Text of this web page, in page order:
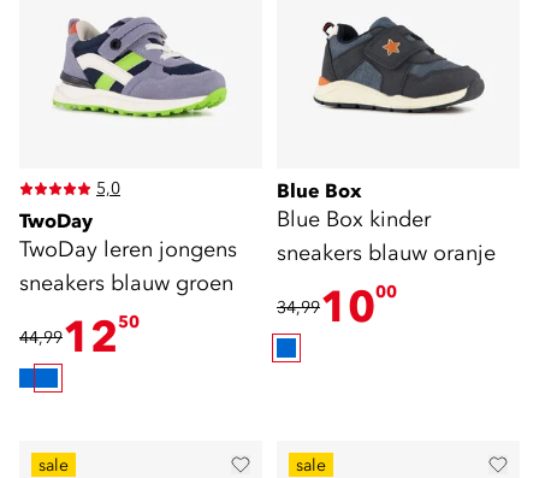
5,0
TwoDay
TwoDay leren jongens
sneakers blauw groen
44,991250
Blue Box
Blue Box kinder
sneakers blauw oranje
34,991000
sale sale